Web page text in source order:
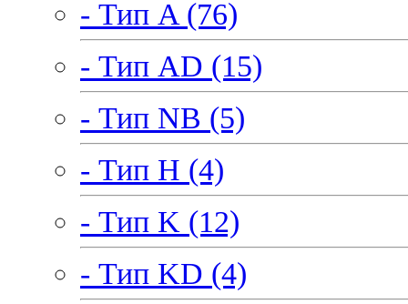
- Тип A (76)
- Тип AD (15)
- Тип NB (5)
- Тип H (4)
- Тип K (12)
- Тип KD (4)